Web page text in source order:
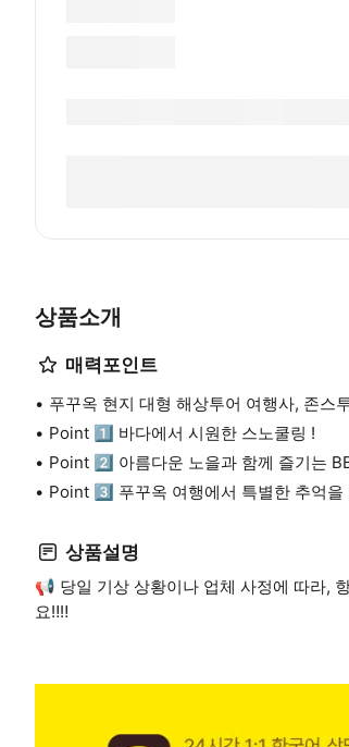
상품소개
매력포인트
푸꾸옥 현지 대형 해상투어 여행사, 존스
Point 1️⃣ 바다에서 시원한 스노쿨링 !
Point 2️⃣ 아름다운 노을과 함께 즐기는
Point 3️⃣ 푸꾸옥 여행에서 특별한 추억을
상품설명
📢 당일 기상 상황이나 업체 사정에 따라,
요‼️‼️